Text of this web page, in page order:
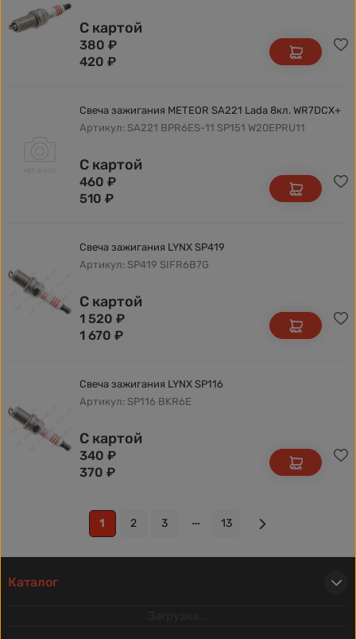
С картой
380 ₽
420 ₽
Свеча зажигания METEOR SA221 Lada 8кл. WR7DCX+
Артикул: SA221 BPR6ES-11 SP151 W20EPRU11
С картой
460 ₽
510 ₽
Свеча зажигания LYNX SP419
Артикул: SP419 SIFR6B7G
С картой
1 520 ₽
1 670 ₽
Свеча зажигания LYNX SP116
Артикул: SP116 BKR6E
С картой
340 ₽
370 ₽
1 2 3 13
Каталог